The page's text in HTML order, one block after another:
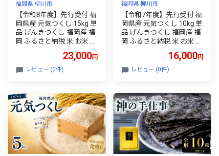
福岡県 柳川市
【令和8年度】先行受付 福
岡県産 元気つくし 15kg 単
品 げんきつくし 福岡産 福
岡 ふるさと納税 米 お米 辻
お米 こめ コメ ライス ご飯
ごはん 美味しい 贈り物 国
23,000円
レビュー (0件)
福岡県 柳川市
【令和7年度】先行受付 福
岡県産 元気つくし 10kg 単
品 げんきつくし 福岡産 福
岡 ふるさと納税 米 お米 辻
お米 こめ コメ ライス ご飯
ごはん 美味しい 贈り物 国
16,000円
レビュー (0件)